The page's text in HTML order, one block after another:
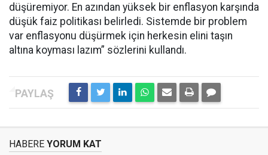
düşüremiyor. En azından yüksek bir enflasyon karşında
düşük faiz politikası belirledi. Sistemde bir problem
var enflasyonu düşürmek için herkesin elini taşın
altına koyması lazım” sözlerini kullandı.
HABERE YORUM KAT